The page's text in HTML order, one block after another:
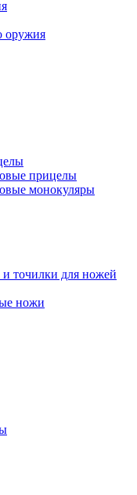
оружия
прицелы
монокуляры
и точилки для ножей
ножи